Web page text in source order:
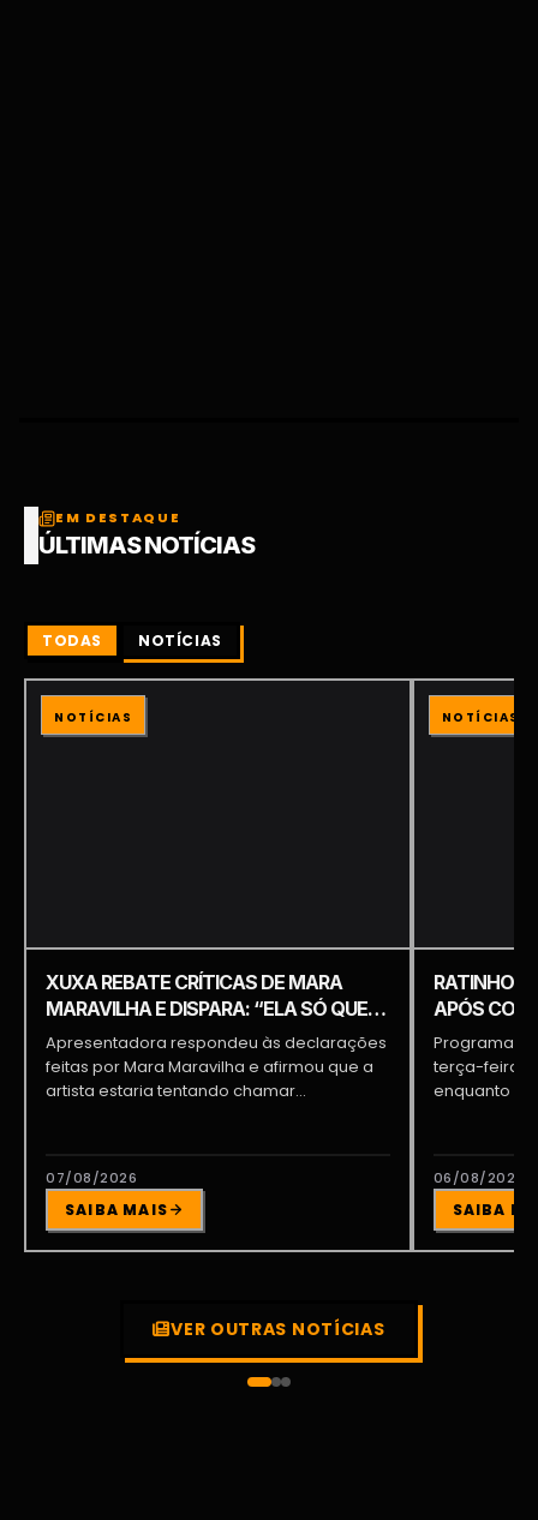
EM DESTAQUE
ÚLTIMAS NOTÍCIAS
TODAS NOTÍCIAS
NOTÍCIAS
XUXA REBATE CRÍTICAS DE MARA
MARAVILHA E DISPARA: “ELA SÓ QUER
APARECER”
Apresentadora respondeu às declarações
feitas por Mara Maravilha e afirmou que a
artista estaria tentando chamar...
07/08/2026
SAIBA MAIS
NOTÍCIAS
RATINHO É
APÓS
PIQUILO
Programa
terça-feira
enquanto a
06/08/2026
SAIBA
VER OUTRAS NOTÍCIAS